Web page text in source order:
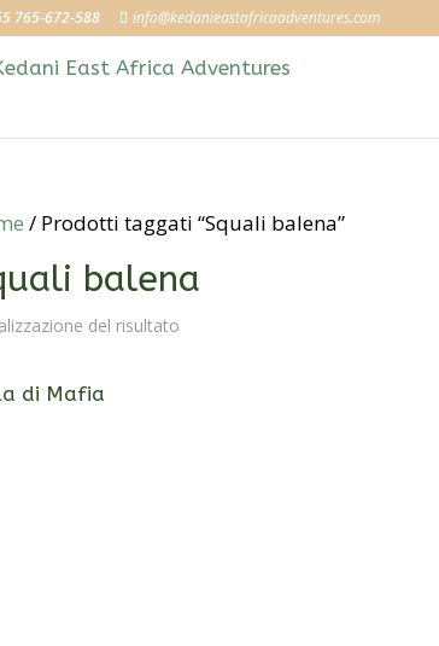
765-672-588 info@kedanieastafricaadventures.com
/ Prodotti taggati “Squali balena”
balena
del risultato
di Mafia